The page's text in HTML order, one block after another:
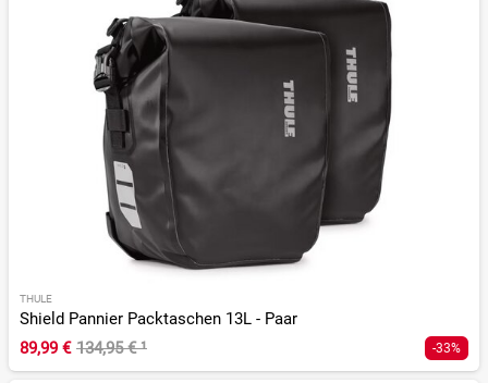
THULE
Shield Pannier Packtaschen 13L - Paar
89,99 € 134,95 €¹ -33%